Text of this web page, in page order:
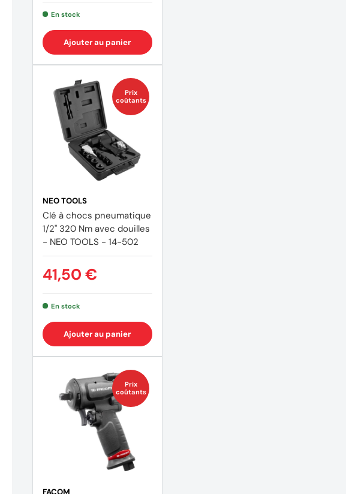
En stock
Ajouter au panier
Prix
coûtants
NEO TOOLS
Clé à chocs pneumatique
1/2" 320 Nm avec douilles
- NEO TOOLS - 14-502
41,50 €
En stock
Ajouter au panier
Prix
coûtants